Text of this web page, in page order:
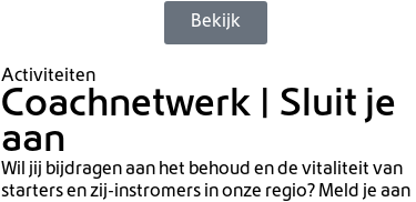
Bekijk
Activiteiten
Coachnetwerk | Sluit je
aan
Wil jij bijdragen aan het behoud en de vitaliteit van
starters en zij-instromers in onze regio? Meld je aan